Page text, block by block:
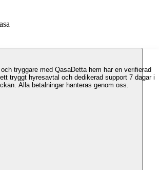
tryggare med QasaDetta hem har en verifierad
tryggt hyresavtal och dedikerad support 7 dagar i
Alla betalningar hanteras genom oss.